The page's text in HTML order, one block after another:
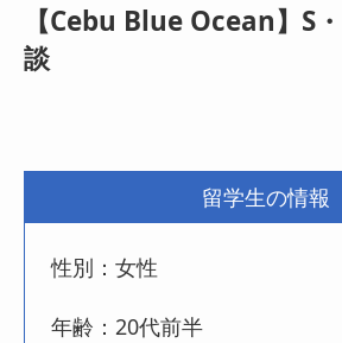
【Cebu Blue Ocean】S
談
留学生の情報
性別：女性
年齢：20代前半